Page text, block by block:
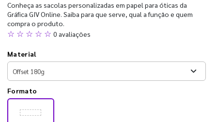
Conheça as sacolas personalizadas em papel para óticas da
Gráfica GIV Online. Saiba para que serve, qual a função e quem
compra o produto.
☆ ☆ ☆ ☆ ☆ 0 avaliações
Material
Formato